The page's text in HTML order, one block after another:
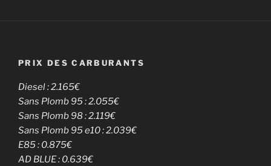
PRIX DES CARBURANTS
Diesel : 2.165€
Sans Plomb 95 : 2.055€
Sans Plomb 98 : 2.119€
Sans Plomb 95 e10 : 2.039€
E85 : 0.875€
AD BLUE : 0.639€